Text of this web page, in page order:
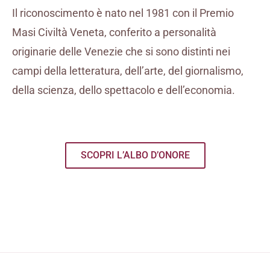
Il riconoscimento è nato nel 1981 con il Premio
Masi Civiltà Veneta, conferito a personalità
originarie delle Venezie che si sono distinti nei
campi della letteratura, dell’arte, del giornalismo,
della scienza, dello spettacolo e dell’economia.
SCOPRI L’ALBO D’ONORE